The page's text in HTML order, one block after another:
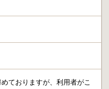
ておりますが、利用者がこ